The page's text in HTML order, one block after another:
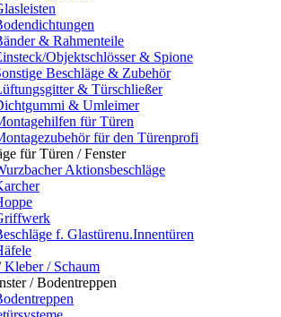
& Rahmenteile
Objektschlösser & Spione
Beschläge & Zubehör
& Türschließer
& Umleimer
für Türen
für den Türenprofi
für Türen / Fenster
Aktionsbeschläge
f. Glastürenu.Innentüren
Kleber / Schaum
/ Bodentreppen